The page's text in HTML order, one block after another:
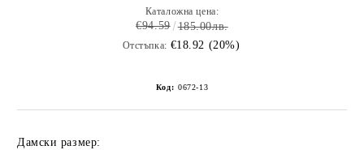
Каталожна цена:
€94.59 185.00лв.
Отстъпка: €18.92 (20%)
Код: 0672-13
Дамски размер: